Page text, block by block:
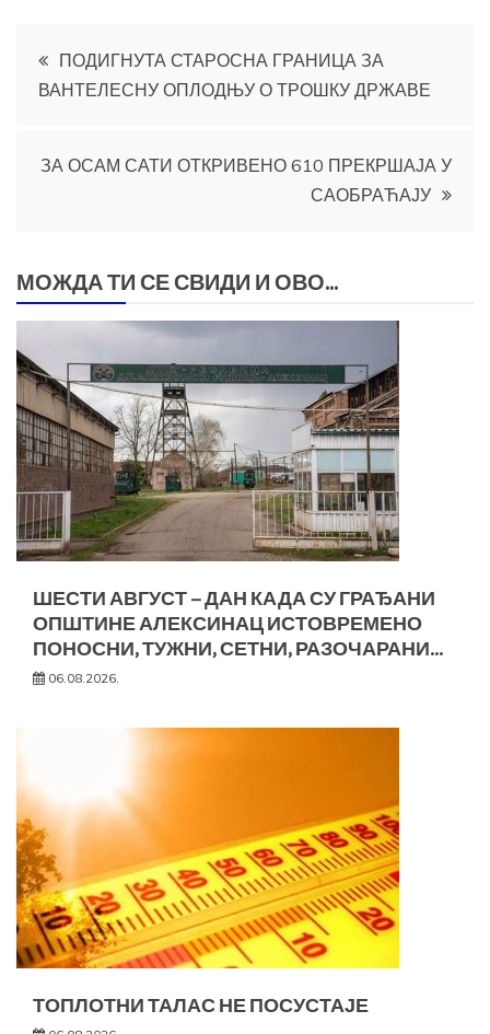
Кретање
чланка
ПОДИГНУТА СТАРОСНА ГРАНИЦА ЗА
ВАНТЕЛЕСНУ ОПЛОДЊУ О ТРОШКУ ДРЖАВЕ
ЗА ОСАМ САТИ ОТКРИВЕНО 610 ПРЕКРШАЈА У
САОБРАЋАЈУ
МОЖДА ТИ СЕ СВИДИ И ОВО...
ШЕСТИ АВГУСТ – ДАН КАДА СУ ГРАЂАНИ
ОПШТИНЕ АЛЕКСИНАЦ ИСТОВРЕМЕНО
ПОНОСНИ, ТУЖНИ, СЕТНИ, РАЗОЧАРАНИ…
06.08.2026.
ТОПЛОТНИ ТАЛАС НЕ ПОСУСТАЈЕ